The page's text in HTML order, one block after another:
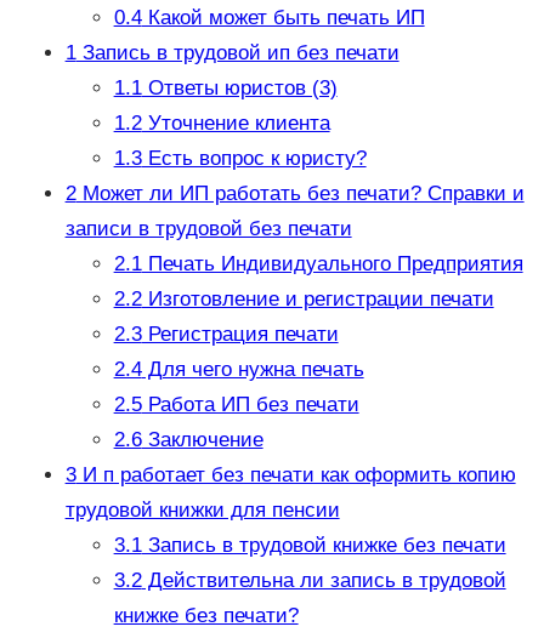
0.4Какой может быть печать ИП
1Запись в трудовой ип без печати
1.1Ответы юристов (3)
1.2Уточнение клиента
1.3Есть вопрос к юристу?
2Может ли ИП работать без печати? Справки и
записи в трудовой без печати
2.1Печать Индивидуального Предприятия
2.2Изготовление и регистрации печати
2.3Регистрация печати
2.4Для чего нужна печать
2.5Работа ИП без печати
2.6Заключение
3И п работает без печати как оформить копию
трудовой книжки для пенсии
3.1Запись в трудовой книжке без печати
3.2Действительна ли запись в трудовой
книжке без печати?